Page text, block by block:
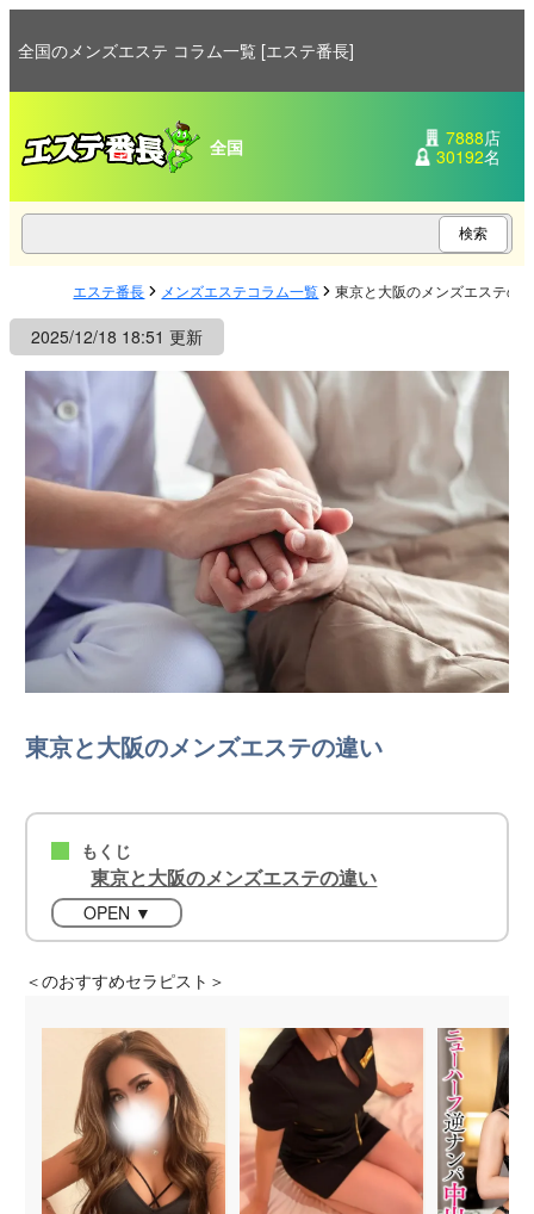
全国のメンズエステ コラム一覧 [エステ番長]
全国 7888店
30192名
エステ番長 メンズエステコラム一覧 東京と大阪のメンズエステの
2025/12/18 18:51 更新
東京と大阪のメンズエステの違い
■ もくじ
東京と大阪のメンズエステの違い
OPEN ▼
＜のおすすめセラピスト＞